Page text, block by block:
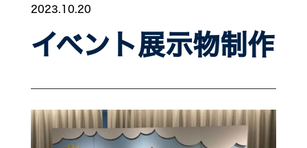
2023.10.20
イベント展示物制作